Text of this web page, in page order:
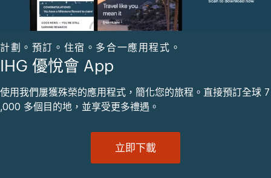
計劃。預訂。住宿。多合一應用程式。
IHG 優悅會 App
使用我們屢獲殊榮的應用程式，簡化您的旅程。直接預訂全球 7
,000 多個目的地，並享受更多禮遇。
立即下載